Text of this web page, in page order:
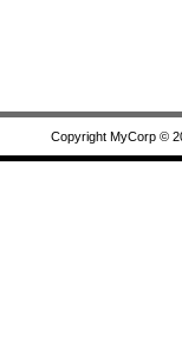
Copyright MyCorp ©